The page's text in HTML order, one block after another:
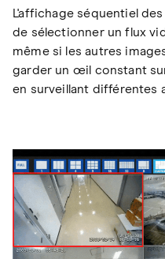
L'affichage séquentiel
de sélectionner un flux
même si les autres
garder un œil constant
en surveillant différentes